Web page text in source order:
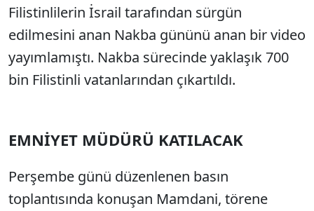
Filistinlilerin İsrail tarafından sürgün
edilmesini anan Nakba gününü anan bir video
yayımlamıştı. Nakba sürecinde yaklaşık 700
bin Filistinli vatanlarından çıkartıldı.
EMNİYET MÜDÜRÜ KATILACAK
Perşembe günü düzenlenen basın
toplantısında konuşan Mamdani, törene